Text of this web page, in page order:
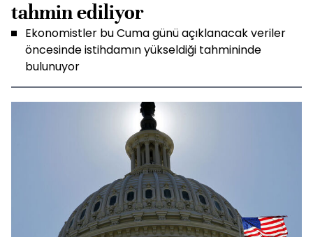
tahmin ediliyor
Ekonomistler bu Cuma günü açıklanacak veriler
öncesinde istihdamın yükseldiği tahmininde
bulunuyor